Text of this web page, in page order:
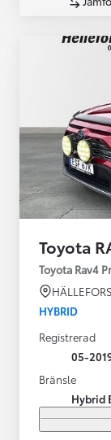
Toyota
Toyota Rav4
HÄLLEFORS
HYBRID
Registrerad
05-
Bränsle
Hybrid